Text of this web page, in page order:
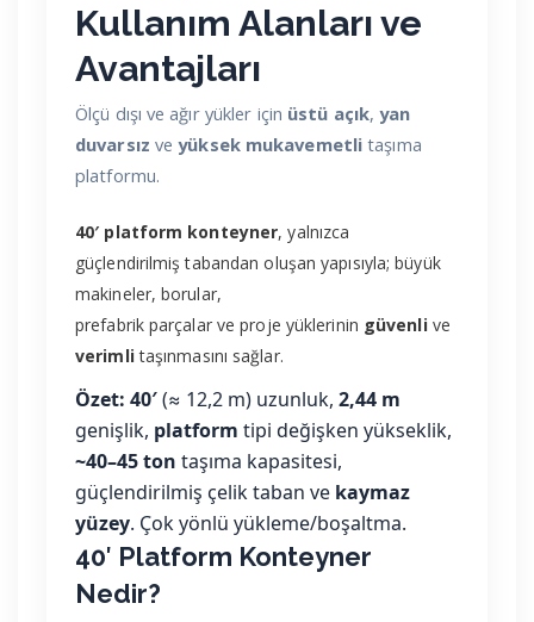
Kullanım Alanlarıve
Avantajları
Ölçü dışı ve ağır yükler için üstü açık,yan
duvarsız veyüksek mukavemetli taşıma
platformu.
40′ platform konteyner, yalnızca
güçlendirilmiş tabandan oluşan yapısıyla; büyük
makineler, borular,
prefabrik parçalar ve proje yüklerinin güvenlive
verimlitaşınmasını sağlar.
Özet: 40′(≈ 12,2 m) uzunluk, 2,44 m
genişlik, platform tipi değişken yükseklik,
~40–45 ton taşıma kapasitesi,
güçlendirilmiş çelik taban ve kaymaz
yüzey. Çok yönlü yükleme/boşaltma.
40′ Platform Konteyner
Nedir?